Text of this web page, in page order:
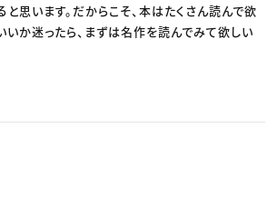
と思います。だからこそ、本はたくさん読んで欲
いか迷ったら、まずは名作を読んでみて欲しい